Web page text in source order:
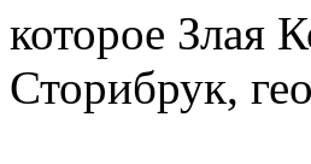
которое Злая
Сторибрук,